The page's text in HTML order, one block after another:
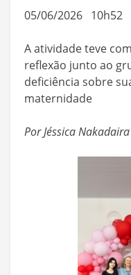
05/06/2026 10h52
A atividade teve
reflexão junto ao
deficiência sobre
maternidade
Por Jéssica Nakadaira